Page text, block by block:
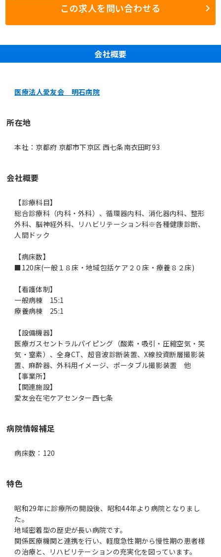
この求人を問い合わせる
会社概要
医療法人愛友会 明石病院
所在地
本社：京都府 京都市下京区 西七条南衣田町93
会社概要
【診療科目】
総合診療科（内科・外科）、循環器内科、消化器内科、整形
外科、脳神経外科、リハビリテーション科※各種健康診断、
人間ドック
【病床数】
■120床(一般１８床・地域包括ケア２０床・療養８２床)
【看護体制】
一般病棟 15:1
療養病棟 25:1
【設備機器】
医療ガスセントラルパイピング（酸素・吸引・圧縮空気・笑
気・窒素）、全身CT、超音波診断装置、X線投資断層撮影装
置、麻酔器、外科用イメージ、ポータブル撮影装置 他
【事業所】
【関連施設】
病院情報補足
病床数：120
特色
昭和29年に診療所の開設後、昭和44年より病院となりまし
た。
地域密着型の歴史が長い病院です。
関係医療機関と連携を行い、軽度急性期から慢性期の患者様
の治療と、リハビリテーションの充実化を図っています。